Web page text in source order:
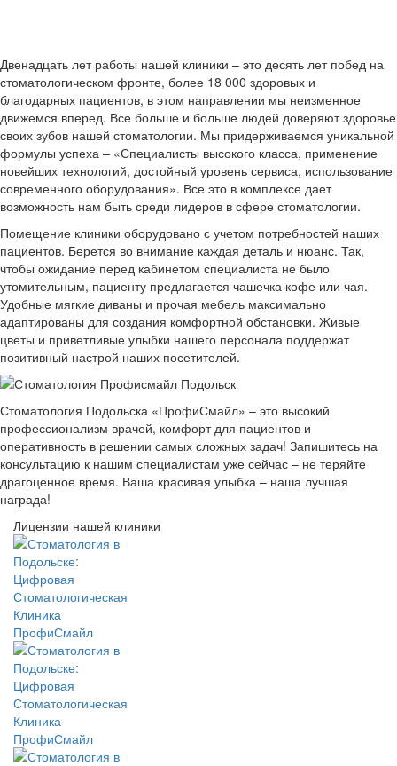
Двенадцать лет работы нашей клиники – это десять лет побед на
стоматологическом фронте, более 18 000 здоровых и
благодарных пациентов, в этом направлении мы неизменное
движемся вперед. Все больше и больше людей доверяют здоровье
своих зубов нашей стоматологии. Мы придерживаемся уникальной
формулы успеха – «Специалисты высокого класса, применение
новейших технологий, достойный уровень сервиса, использование
современного оборудования». Все это в комплексе дает
возможность нам быть среди лидеров в сфере стоматологии.
Помещение клиники оборудовано с учетом потребностей наших
пациентов. Берется во внимание каждая деталь и нюанс. Так,
чтобы ожидание перед кабинетом специалиста не было
утомительным, пациенту предлагается чашечка кофе или чая.
Удобные мягкие диваны и прочая мебель максимально
адаптированы для создания комфортной обстановки. Живые
цветы и приветливые улыбки нашего персонала поддержат
позитивный настрой наших посетителей.
Стоматология Подольска «ПрофиСмайл» – это высокий
профессионализм врачей, комфорт для пациентов и
оперативность в решении самых сложных задач! Запишитесь на
консультацию к нашим специалистам уже сейчас – не теряйте
драгоценное время. Ваша красивая улыбка – наша лучшая
награда!
Лицензии нашей клиники